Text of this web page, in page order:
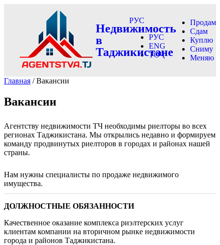
Недвижимость
в
Таджикистане
РУС
РУС
ENG
ТОҶ
Продам
Сдам
Куплю
Сниму
Меняю
Главная / Вакансии
Вакансии
Агентству недвижимости ТЧ необходимы риелторы во всех
регионах Таджикистана. Мы открылись недавно и формируем
команду продвинутых риелторов в городах и районах нашей
страны.
Нам нужны специалисты по продаже недвижимого
имущества.
ДОЛЖНОСТНЫЕ ОБЯЗАННОСТИ
Качественное оказание комплекса риэлтерских услуг
клиентам компании на вторичном рынке недвижимости
города и районов Таджикистана.